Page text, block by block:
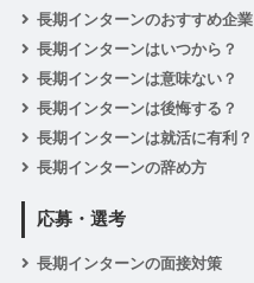
長期インターンのおすすめ企業
長期インターンはいつから？
長期インターンは意味ない？
長期インターンは後悔する？
長期インターンは就活に有利？
長期インターンの辞め方
応募・選考
長期インターンの面接対策